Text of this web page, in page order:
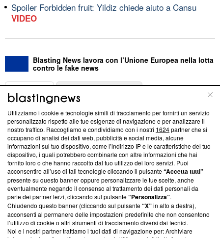
Spoiler Forbidden fruit: Yildiz chiede aiuto a Cansu
VIDEO
Blasting News lavora con l’Unione Europea nella lotta
contro le fake news
ABOUT
Questa sezione offre informazioni trasparenti su Blasting
News, sui nostri processi editoriali e su come ci impegniamo a
creare news di qualità. Inoltre, afferma la nostra aderenza a
‘Trust Project - News with Integrity’Blasting News non è
ancora membro del programma, ma ha richiesto di farne
parte; Trust Project non ha ancora effettuato una verifica di
conformità agli standard.
Su di noi
Team editoriale
Corporate
Utilizziamo i cookie e tecnologie simili di tracciamento per fornirti un servizio
personalizzato rispetto alle tue esigenze di navigazione e per analizzare il
nostro traffico. Raccogliamo e condividiamo con i nostri 1624partner che si
occupano di analisi dei dati web, pubblicità e social media, alcune
informazioni sul tuo dispositivo, come l’indirizzo IP e le caratteristiche del tuo
dispositivo, i quali potrebbero combinarle con altre informazioni che hai
fornito loro o che hanno raccolto dal tuo utilizzo dei loro servizi. Puoi
acconsentire all’uso di tali tecnologie cliccando il pulsante“Accetta tutti”
presente su questo banner oppure personalizzare le tue scelte, anche
eventualmente negando il consenso al trattamento dei dati personali da
parte dei partner terzi, cliccando sul pulsante“Personalizza”.
Chiudendo questo banner (cliccando sul pulsante“X”in alto a destra),
acconsenti al permanere delle impostazioni predefinite che non consentono
l’utilizzo di cookie o altri strumenti di tracciamento diversi dai tecnici.
Noi e i nostri partner trattiamo i tuoi dati di navigazione per: Archiviare